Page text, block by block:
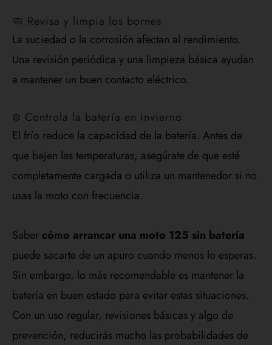
🧼 Revisa y limpia los bornes
La suciedad o la corrosión afectan al rendimiento.
Una revisión periódica y una limpieza básica ayudan
a mantener un buen contacto eléctrico.
❄️ Controla la batería en invierno
El frío reduce la capacidad de la batería. Antes de
que bajen las temperaturas, asegúrate de que esté
completamente cargada o utiliza un mantenedor si no
usas la moto con frecuencia.
Saber cómo arrancar una moto 125 sin batería
puede sacarte de un apuro cuando menos lo esperas.
Sin embargo, lo más recomendable es mantener la
batería en buen estado para evitar estas situaciones.
Con un uso regular, revisiones básicas y algo de
prevención, reducirás mucho las probabilidades de